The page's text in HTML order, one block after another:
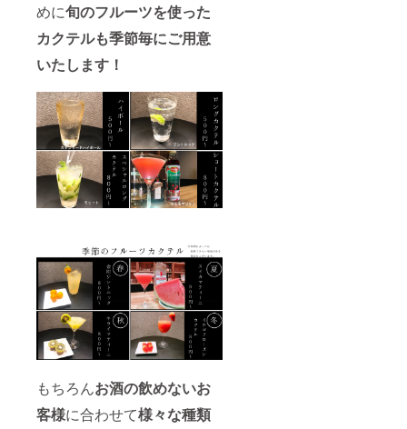
めに旬のフルーツを使った
カクテルも季節毎にご用意
いたします ！
もちろんお酒の飲めないお
客様に合わせて様々な種類